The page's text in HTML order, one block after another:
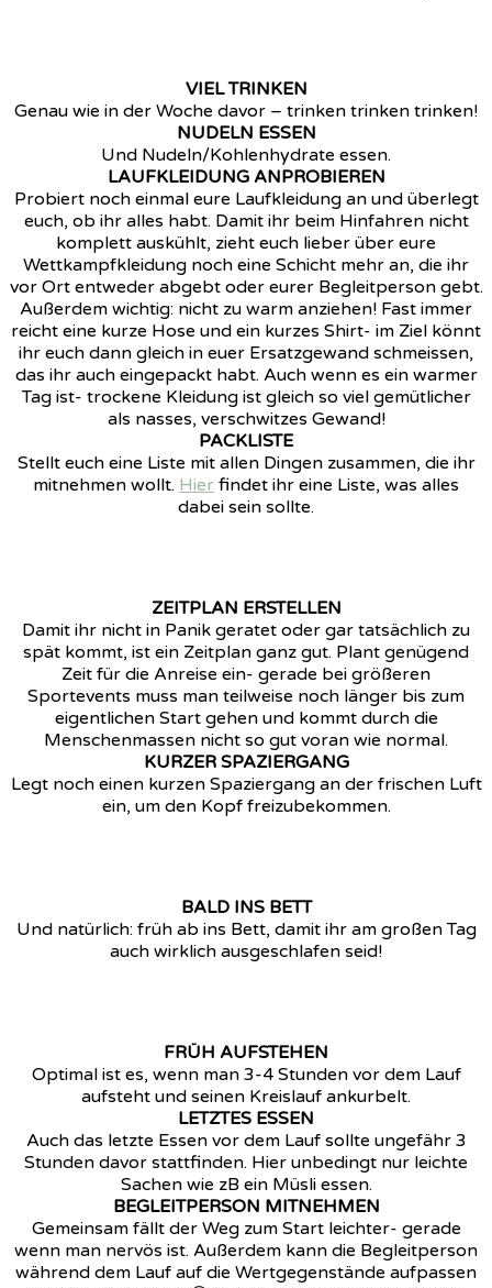
VIEL TRINKEN
Genau wie in der Woche davor – trinken trinken trinken!
NUDELN ESSEN
Und Nudeln/Kohlenhydrate essen.
LAUFKLEIDUNG ANPROBIEREN
Probiert noch einmal eure Laufkleidung an und überlegt
euch, ob ihr alles habt. Damit ihr beim Hinfahren nicht
komplett auskühlt, zieht euch lieber über eure
Wettkampfkleidung noch eine Schicht mehr an, die ihr
vor Ort entweder abgebt oder eurer Begleitperson gebt.
Außerdem wichtig: nicht zu warm anziehen! Fast immer
reicht eine kurze Hose und ein kurzes Shirt- im Ziel könnt
ihr euch dann gleich in euer Ersatzgewand schmeissen,
das ihr auch eingepackt habt. Auch wenn es ein warmer
Tag ist- trockene Kleidung ist gleich so viel gemütlicher
als nasses, verschwitzes Gewand!
PACKLISTE
Stellt euch eine Liste mit allen Dingen zusammen, die ihr
mitnehmen wollt. Hier findet ihr eine Liste, was alles
dabei sein sollte.
ZEITPLAN ERSTELLEN
Damit ihr nicht in Panik geratet oder gar tatsächlich zu
spät kommt, ist ein Zeitplan ganz gut. Plant genügend
Zeit für die Anreise ein- gerade bei größeren
Sportevents muss man teilweise noch länger bis zum
eigentlichen Start gehen und kommt durch die
Menschenmassen nicht so gut voran wie normal.
KURZER SPAZIERGANG
Legt noch einen kurzen Spaziergang an der frischen Luft
ein, um den Kopf freizubekommen.
BALD INS BETT
Und natürlich: früh ab ins Bett, damit ihr am großen Tag
auch wirklich ausgeschlafen seid!
FRÜH AUFSTEHEN
Optimal ist es, wenn man 3-4 Stunden vor dem Lauf
aufsteht und seinen Kreislauf ankurbelt.
LETZTES ESSEN
Auch das letzte Essen vor dem Lauf sollte ungefähr 3
Stunden davor stattfinden. Hier unbedingt nur leichte
Sachen wie zB ein Müsli essen.
BEGLEITPERSON MITNEHMEN
Gemeinsam fällt der Weg zum Start leichter- gerade
wenn man nervös ist. Außerdem kann die Begleitperson
während dem Lauf auf die Wertgegenstände aufpassen